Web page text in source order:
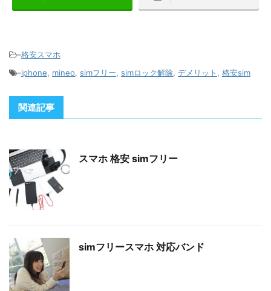
-格安スマホ
-iphone, mineo, simフリー, simロック解除, デメリット , 格安sim
関連記事
スマホ 格安 simフリー
simフリースマホ 対応バンド